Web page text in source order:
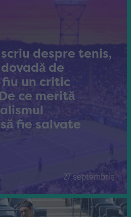
despre tenis,
de
un critic
ce merită
fie salvate
27 septembrie